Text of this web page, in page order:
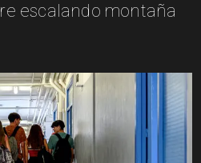
escalando montaña